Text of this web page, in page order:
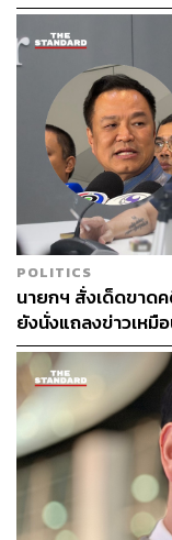
เมื่อผู้สื่อข่าวถามว่า
สายพรรคเพื่อไทยข้
ตนไปราชการเรื่อง
ขณะนั้น พอเห็นว่า
เปลี่ยนแปลง พอเร
การทำงานอยู่แล้ว
ทั้งประเทศ ในลิสต์
กอล์ฟตลอดเพราะ
นโยบายต่างๆไม่เดิ
อีกส่วนคือฝ่ายปฏิบัติ
เมื่อผู้สื่อข่าวถามว่า
ทำลายขวัญกำลังใ
ทำลาย เพราะสิ่งที่
เป็นปัญหาแบบนั้นจริ
บุรีรัมย์ ถามว่ารอใ
การเตรียมการทั้งห
เรื่องที่ตนยกตัวอย่า
อย่างไรก็ตามปัญ
POLITICS
นายกฯ สั่งเด็ดขาด
ยังนั่งแถลงข่าวเหมื